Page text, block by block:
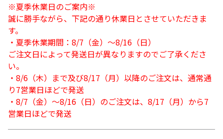
※夏季休業日のご案内※
誠に勝手ながら、下記の通り休業日とさせていただきま
す。
・夏季休業期間：8/7（金）～8/16（日）
ご注文日によって発送日が異なりますのでご了承くださ
い。
・8/6（木）まで及び8/17（月）以降のご注文は、通常通
り7営業日ほどで発送
・8/7（金）～8/16（日）のご注文は、8/17（月）から7
営業日ほどで発送